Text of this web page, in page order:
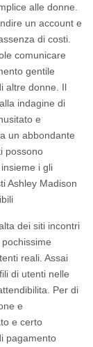
alle donne.
un account e
di costi.
comunicare
gentile
altre donne. Il
indagine di
e
un abbondante
possono
i gli
Ashley Madison
dei siti incontri
reali. Assai
di utenti nelle
Per di
e
e certo
pagamento